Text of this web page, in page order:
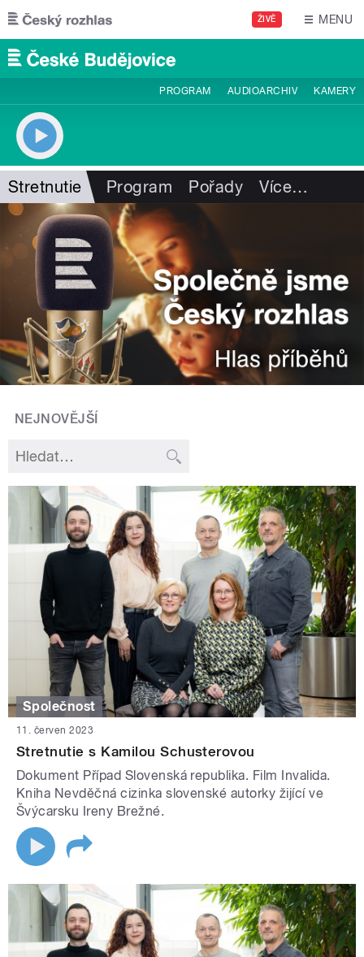
Přejít k hlavnímu obsahu
ŽIVĚ MENU
PROGRAM AUDIOARCHIV KAMERY
Stretnutie Program Pořady Více…
NEJNOVĚJŠÍ
Společnost
11. červen 2023
Stretnutie s Kamilou Schusterovou
Dokument Případ Slovenská republika. Film Invalida.
Kniha Nevděčná cizinka slovenské autorky žijící ve
Švýcarsku Ireny Brežné.